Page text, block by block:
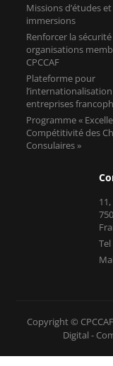
Missions d’études et
immersions
Renforcer la
organisations
CPCCAF
Plateforme pour
entreprises
Programme «
Compétitivité des
Consulaires »
Copyright ©
Digital -